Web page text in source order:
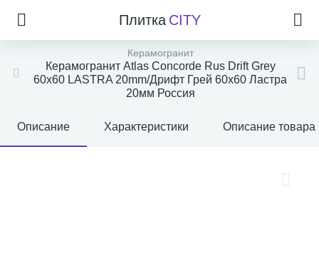
Плитка CITY
Керамогранит
Керамогранит Atlas Concorde Rus Drift Grey
60x60 LASTRA 20mm/Дрифт Грей 60x60 Ластра
20мм Россия
Описание Характеристики Описание товара